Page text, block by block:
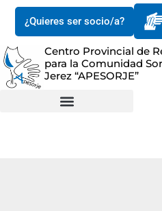
¿Quieres ser socio/a?
Centro Provincial de
para la Comunidad
Jerez “APESORJE”